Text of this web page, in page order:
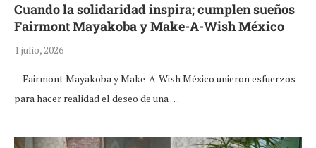
Cuando la solidaridad inspira; cumplen sueños
Fairmont Mayakoba y Make-A-Wish México
1 julio, 2026
Fairmont Mayakoba y Make-A-Wish México unieron esfuerzos
para hacer realidad el deseo de una …